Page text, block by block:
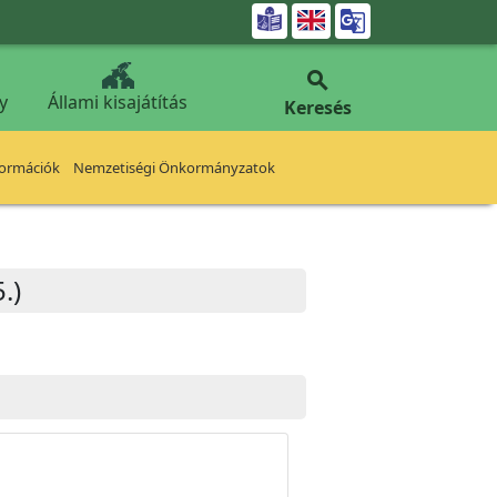

Állami kisajátítás

Keresés
Nemzetiségi Önkormányzatok